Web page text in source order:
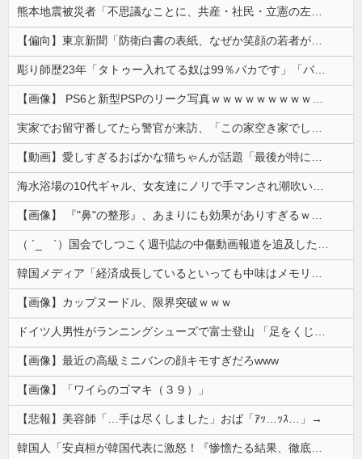
熊本地震被災者「不思議なことに、共産・社民・立憲の左派は本当に被害の大きい地域には来ていない。」
【偏向】東京新聞「防衛白書の表紙、なぜか笑顔の若者がアニメ風に描かれている！」 ネット「血生臭い表紙の方が良かったとでも言うのか？」
彫り師歴23年「タトゥー入れてる奴は99％バカです」「バカは5000円が好き」無断キャンセル、挨拶できない、金がない…客層をぶっちゃけ
【画像】 PS6と新型PSPのリーク写真ｗｗｗｗｗｗｗｗｗｗｗｗｗｗｗｗｗｗｗ
実家でお留守番してたら警官が来訪、「この家空き家でしたよね？」と問いかけてくるが実際は30年ほど住んでおり……
【動画】愛しすぎるおばかな猫ちゃんが話題「最後が特にかわいいｗ」
海水浴場の10代ギャル、女友達にノリで手マンされ潮吹いてガチイキしてしまうｗｗｗ
【画像】 『"鼻"の整形』、あまりにも効果がありすぎるｗｗｗｗｗｗｗｗｗｗｗ
（ ´_ゝ`）国会でしつこく週刊誌の中傷動画報道を追及した立憲議員、自身への誹謗中傷・苦情電話被害を訴え「総理に疑問を質す、当然のことをした...
韓国メディア「経済成長しているといっても中味はメモリ価格だけ。雇用増加見通しが半減してしまった」……韓国の内需不況は根強い状況っすね
【画像】カップヌードル、限界突破ｗｗｗ
ドイツ人男性がランニングシューズで富士登山 「足をくじいて動けない」
【画像】最近の高級ミニバンの顔キモすぎだろwww
【画像】「ワイらのゴマキ（３９）」
【悲報】美容師「…手は尽くしました」おば「ｱｯ…ｯｽ…」→
韓国人「安貞桓が韓国代表に激怒！『惨憺たる結果、徹底的な刷新が必要だ』と監督や協会を痛烈批判」